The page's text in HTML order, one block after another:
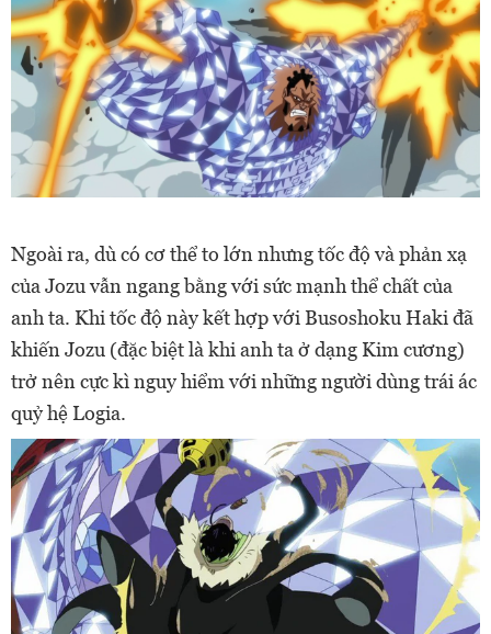
Ngoài ra, dù có cơ thể to lớn nhưng tốc độ và phản xạ
của Jozu vẫn ngang bằng với sức mạnh thể chất của
anh ta. Khi tốc độ này kết hợp với Busoshoku Haki đã
khiến Jozu (đặc biệt là khi anh ta ở dạng Kim cương)
trở nên cực kì nguy hiểm với những người dùng trái ác
quỷ hệ Logia.